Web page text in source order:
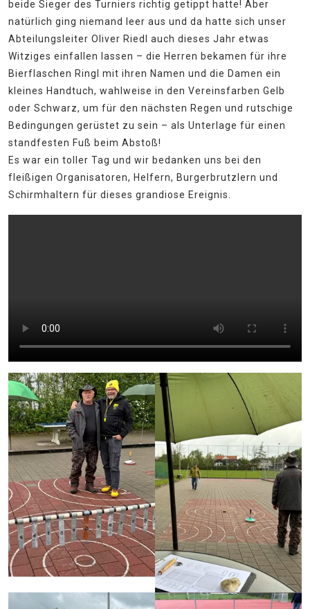
beide Sieger des Turniers richtig getippt hatte! Aber
natürlich ging niemand leer aus und da hatte sich unser
Abteilungsleiter Oliver Riedl auch dieses Jahr etwas
Witziges einfallen lassen – die Herren bekamen für ihre
Bierflaschen Ringl mit ihren Namen und die Damen ein
kleines Handtuch, wahlweise in den Vereinsfarben Gelb
oder Schwarz, um für den nächsten Regen und rutschige
Bedingungen gerüstet zu sein – als Unterlage für einen
standfesten Fuß beim Abstoß!
Es war ein toller Tag und wir bedanken uns bei den
fleißigen Organisatoren, Helfern, Burgerbrutzlern und
Schirmhaltern für dieses grandiose Ereignis.